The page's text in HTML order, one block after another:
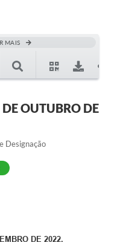
MAIS
OUTUBRO DE
Designação
DE 2022.